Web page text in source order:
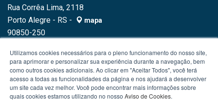
Rua Corrêa Lima, 2118
Porto Alegre - RS -
mapa
90850-250
Utilizamos cookies necessários para o pleno funcionamento do nosso site,
para aprimorar e personalizar sua experiência durante a navegação, bem
como outros cookies adicionais. Ao clicar em "Aceitar Todos", você terá
acesso a todas as funcionalidades da página e nos ajudará a desenvolver
um site cada vez melhor. Você pode encontrar mais informações sobre
quais cookies estamos utilizando no nosso Aviso de Cookies.